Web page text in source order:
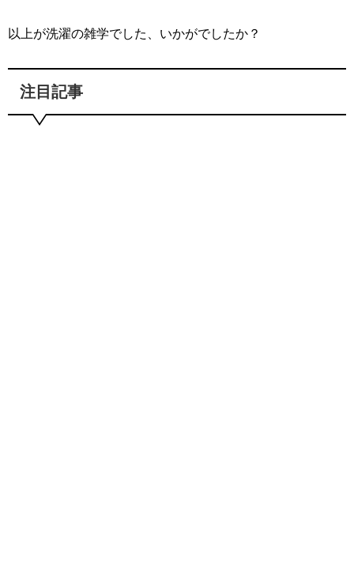
以上が洗濯の雑学でした、いかがでしたか？
注目記事